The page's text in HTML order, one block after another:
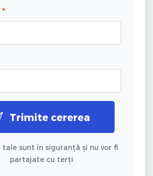
*
Trimite cererea
tale sunt în siguranță și nu vor fi
partajate cu terți